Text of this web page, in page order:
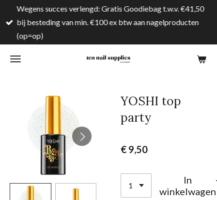
direct
naar
hoofdinhoud
Wegens succes verlengd: Gratis Goodiebag t.w.v. €41,50
bij besteding van min. €100 ex btw aan nagelproducten
(op=op)
YOSHI top
party
€ 9,50
In
winkelwagen